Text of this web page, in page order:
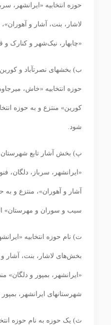
حوزه انتخابیه «ایرانشهر،
لاشار، بنت، آشار و آهوران»،
«چابهار، نیک‌شهر و کنارک
ب) بخش‏های نصرت‏آباد و کورین
حوزه انتخابیه «خاش،
کورین» منتزع و به حوزه
‏شود.
پ) بخش آشار تابع شهرستان
«ایرانشهر، سرباز، دلگان،
آشار و آهوران»، منتزع و به
سیب و سوران و مهرستان»
ت) نام حوزه انتخابیه
بخش‌های لاشار، بنت، آشار و
«ایرانشهر، بمپور و دلگان»
شهرستان‏های ایرانشهر، بمپور
ث) یک حوزه به نام حوزه